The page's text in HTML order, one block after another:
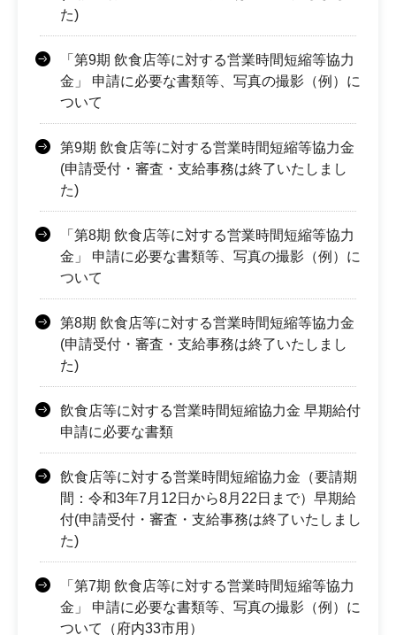
た)
「第9期 飲食店等に対する営業時間短縮等協力
金」 申請に必要な書類等、写真の撮影（例）に
ついて
第9期 飲食店等に対する営業時間短縮等協力金
(申請受付・審査・支給事務は終了いたしまし
た)
「第8期 飲食店等に対する営業時間短縮等協力
金」 申請に必要な書類等、写真の撮影（例）に
ついて
第8期 飲食店等に対する営業時間短縮等協力金
(申請受付・審査・支給事務は終了いたしまし
た)
飲食店等に対する営業時間短縮協力金 早期給付
申請に必要な書類
飲食店等に対する営業時間短縮協力金（要請期
間：令和3年7月12日から8月22日まで）早期給
付(申請受付・審査・支給事務は終了いたしまし
た)
「第7期 飲食店等に対する営業時間短縮等協力
金」 申請に必要な書類等、写真の撮影（例）に
ついて（府内33市用）